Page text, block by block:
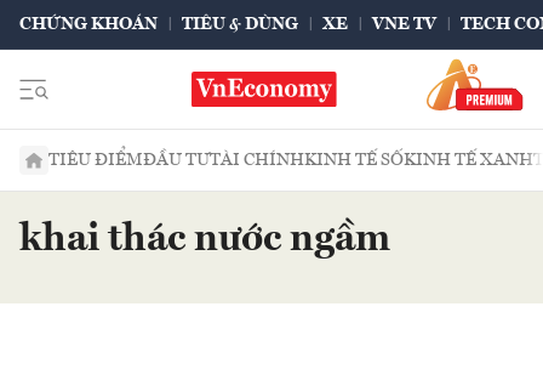
CHỨNG KHOÁN TIÊU & DÙNG XE VNE TV TECH
TIÊU ĐIỂMĐẦU TƯTÀI CHÍNHKINH TẾ SỐKINH TẾ XANH
khai thác nước ngầm